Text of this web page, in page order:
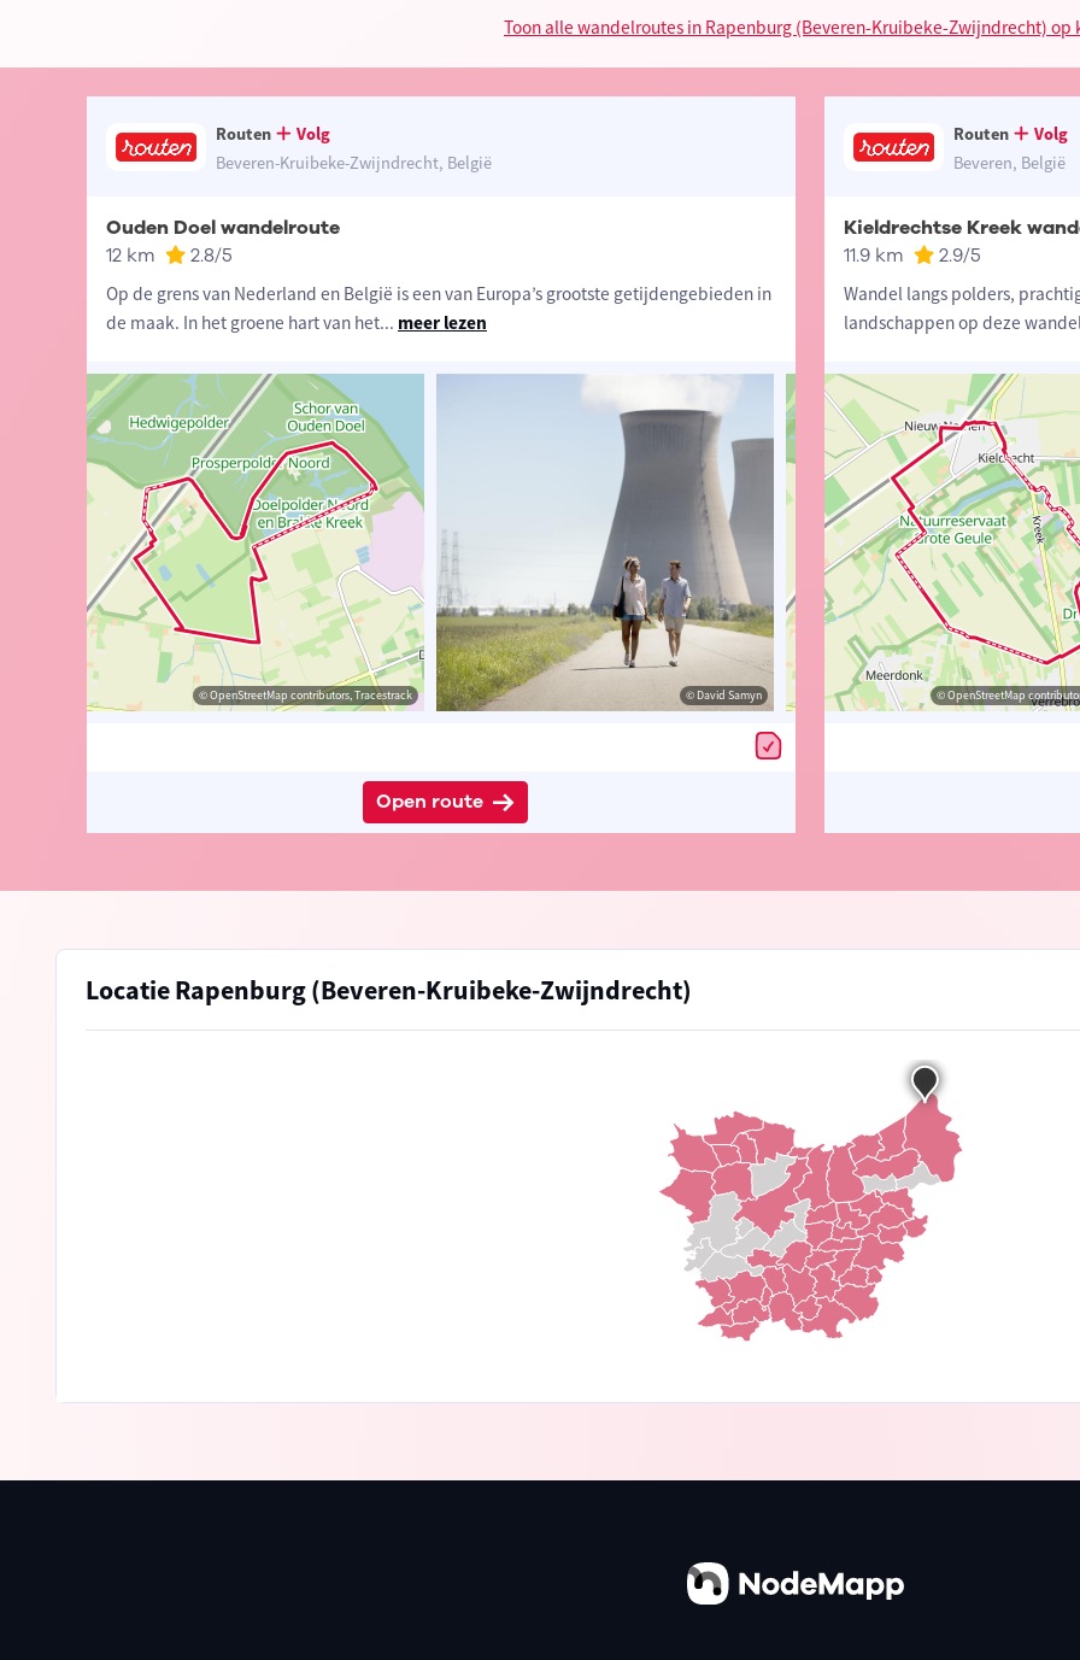
Toon alle wandelroutes in Rapenburg (Beveren-Kruibeke-Zwijndrecht) op
Routen
Volg
Beveren-Kruibeke-Zwijndrecht, België
Ouden Doel wandelroute
12 km 2.8/5
Op de grens van Nederland en België is een van Europa’s grootste getijdengebieden in
de maak. In het groene hart van het... meer lezen
© OpenStreetMap contributors, Tracestrack © David Samyn © OpenStreetMap contributors,
Open route
Routen
Volg
Beveren, België
Kieldrechtse Kreek
11.9 km 2.9/5
Wandel langs polders,
landschappen op deze
© OpenStreetMap contributors, Tracestrack © Johan Martens © OpenStreetMap
Locatie Rapenburg (Beveren-Kruibeke-Zwijndrecht)